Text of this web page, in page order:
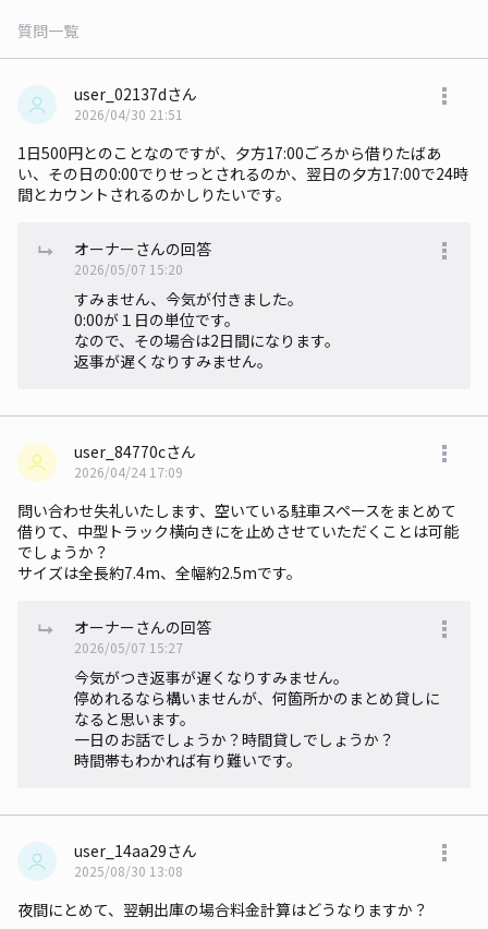
質問一覧
user_02137dさん
2026/04/30 21:51
1日500円とのことなのですが、夕方17:00ごろから借りたばあ
い、その日の0:00でりせっとされるのか、翌日の夕方17:00で24時
間とカウントされるのかしりたいです。
オーナーさんの回答
2026/05/07 15:20
すみません、今気が付きました。
0:00が１日の単位です。
なので、その場合は2日間になります。
返事が遅くなりすみません。
user_84770cさん
2026/04/24 17:09
問い合わせ失礼いたします、空いている駐車スペースをまとめて
借りて、中型トラック横向きにを止めさせていただくことは可能
でしょうか？
サイズは全長約7.4m、全幅約2.5mです。
オーナーさんの回答
2026/05/07 15:27
今気がつき返事が遅くなりすみません。
停めれるなら構いませんが、何箇所かのまとめ貸しに
なると思います。
一日のお話でしょうか？時間貸しでしょうか？
時間帯もわかれば有り難いです。
user_14aa29さん
2025/08/30 13:08
夜間にとめて、翌朝出庫の場合料金計算はどうなりますか？